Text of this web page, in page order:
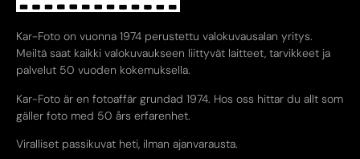
Kar-Foto on vuonna 1974 perustettu valokuvausalan yritys.
Meiltä saat kaikki valokuvaukseen liittyvät laitteet, tarvikkeet ja
palvelut 50 vuoden kokemuksella.
Kar-Foto är en fotoaffär grundad 1974. Hos oss hittar du allt som
gäller foto med 50 års erfarenhet.
Viralliset passikuvat heti, ilman ajanvarausta.